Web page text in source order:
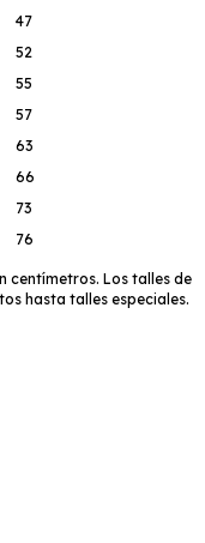
47
52
55
57
63
66
73
76
centímetros. Los talles de
hasta talles especiales.